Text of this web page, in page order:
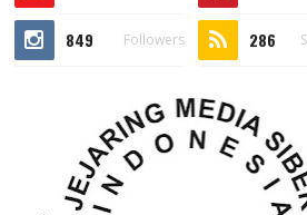
849 Followers 286